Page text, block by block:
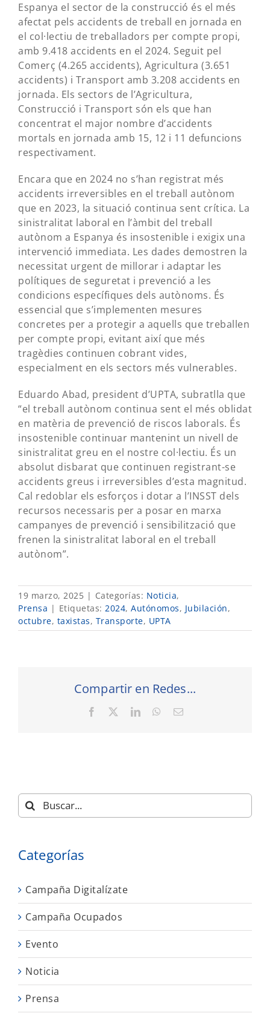
Espanya el sector de la construcció és el més
afectat pels accidents de treball en jornada en
el col·lectiu de treballadors per compte propi,
amb 9.418 accidents en el 2024. Seguit pel
Comerç (4.265 accidents), Agricultura (3.651
accidents) i Transport amb 3.208 accidents en
jornada. Els sectors de l’Agricultura,
Construcció i Transport són els que han
concentrat el major nombre d’accidents
mortals en jornada amb 15, 12 i 11 defuncions
respectivament.
Encara que en 2024 no s’han registrat més
accidents irreversibles en el treball autònom
que en 2023, la situació continua sent crítica. La
sinistralitat laboral en l’àmbit del treball
autònom a Espanya és insostenible i exigix una
intervenció immediata. Les dades demostren la
necessitat urgent de millorar i adaptar les
polítiques de seguretat i prevenció a les
condicions específiques dels autònoms. És
essencial que s’implementen mesures
concretes per a protegir a aquells que treballen
per compte propi, evitant així que més
tragèdies continuen cobrant vides,
especialment en els sectors més vulnerables.
Eduardo Abad, president d’UPTA, subratlla que
“el treball autònom continua sent el més oblidat
en matèria de prevenció de riscos laborals. És
insostenible continuar mantenint un nivell de
sinistralitat greu en el nostre col·lectiu. És un
absolut disbarat que continuen registrant-se
accidents greus i irreversibles d’esta magnitud.
Cal redoblar els esforços i dotar a l’INSST dels
recursos necessaris per a posar en marxa
campanyes de prevenció i sensibilització que
frenen la sinistralitat laboral en el treball
autònom”.
19 marzo, 2025 | Categorías: Noticia,
Prensa | Etiquetas: 2024, Autónomos, Jubilación,
octubre, taxistas, Transporte, UPTA
Compartir en Redes...
Facebook LinkedInWhatsApp
Correo
Buscar:
Categorías
Campaña Digitalízate
Campaña Ocupados
Evento
Noticia
Prensa